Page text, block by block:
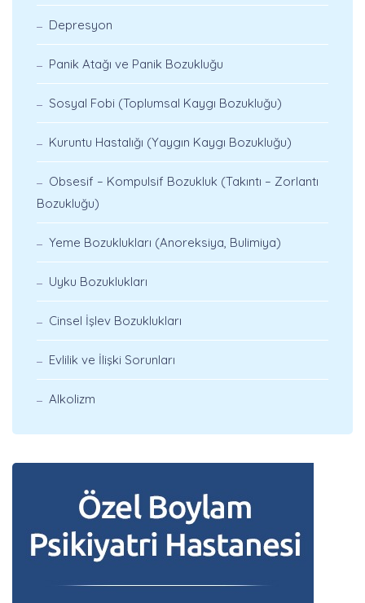
Depresyon
Panik Atağı ve Panik Bozukluğu
Sosyal Fobi (Toplumsal Kaygı Bozukluğu)
Kuruntu Hastalığı (Yaygın Kaygı Bozukluğu)
Obsesif – Kompulsif Bozukluk (Takıntı – Zorlantı
Bozukluğu)
Yeme Bozuklukları (Anoreksiya, Bulimiya)
Uyku Bozuklukları
Cinsel İşlev Bozuklukları
Evlilik ve İlişki Sorunları
Alkolizm